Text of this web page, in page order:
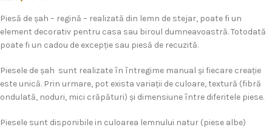
Piesă de șah – regină – realizată din lemn de stejar, poate fi un
element decorativ pentru casa sau biroul dumneavoastră. Totodată
poate fi un cadou de excepţie sau piesă de recuzită.
Piesele de şah sunt realizate în întregime manual și fiecare creație
este unică. Prin urmare, pot exista variații de culoare, textură (fibră
ondulată, noduri, mici crăpături) și dimensiune între diferitele piese.
Piesele sunt disponibile in culoarea lemnului natur (piese albe)